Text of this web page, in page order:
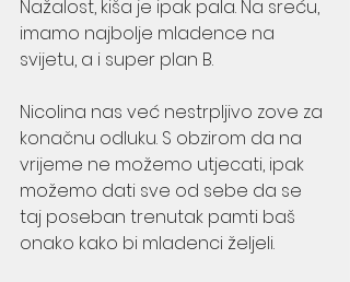
Nažalost, kiša je ipak pala. Na sreću,
imamo najbolje mladence na
svijetu, a i super plan B.
Nicolina nas već nestrpljivo zove za
konačnu odluku. S obzirom da na
vrijeme ne možemo utjecati, ipak
možemo dati sve od sebe da se
taj poseban trenutak pamti baš
onako kako bi mladenci željeli.